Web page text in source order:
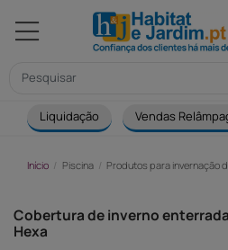
Liquidação Vendas
Início Piscina Produtos para invernação
Cobertura de inverno
Hexa